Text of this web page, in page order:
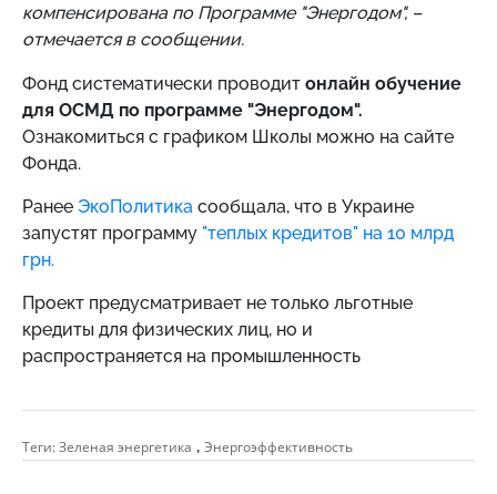
компенсирована по Программе "Энергодом", –
отмечается в сообщении.
Фонд систематически проводит онлайн обучение
для ОСМД по программе "Энергодом".
Ознакомиться с графиком Школы можно на сайте
Фонда.
Ранее ЭкоПолитика сообщала, что в Украине
запустят программу "теплых кредитов" на 10 млрд
грн.
Проект предусматривает не только льготные
кредиты для физических лиц, но и
распространяется на промышленность
Теги:Зеленая энергетика , Энергоэффективность